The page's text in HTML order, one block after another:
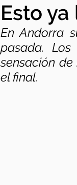
Esto
En Andorra
pasada.
sensación
el final.